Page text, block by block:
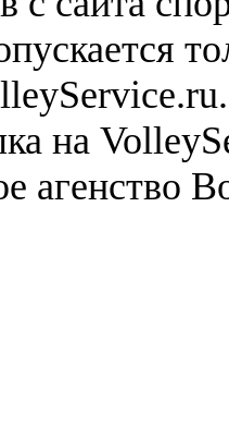
на
агенство